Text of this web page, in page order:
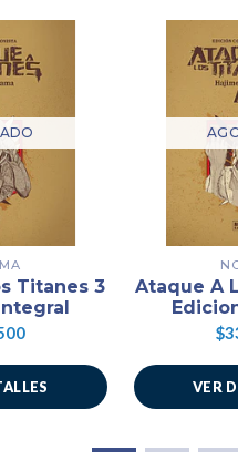
Titanes 3
Ataque A
VER